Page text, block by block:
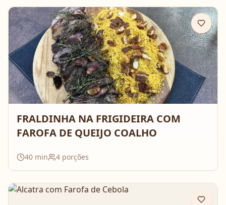
FRALDINHA NA FRIGIDEIRA COM
FAROFA DE QUEIJO COALHO
40 min 4 porções